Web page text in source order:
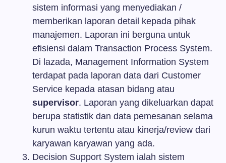
sistem informasi yang menyediakan /
memberikan laporan detail kepada pihak
manajemen. Laporan ini berguna untuk
efisiensi dalam Transaction Process System.
Di lazada, Management Information System
terdapat pada laporan data dari Customer
Service kepada atasan bidang atau
supervisor. Laporan yang dikeluarkan dapat
berupa statistik dan data pemesanan selama
kurun waktu tertentu atau kinerja/review dari
karyawan karyawan yang ada.
Decision Support System ialah sistem